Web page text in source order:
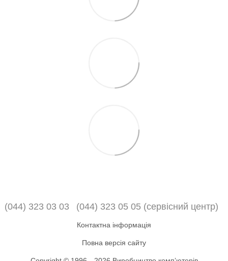
(044) 323 03 03 (044) 323 05 05 (сервісний центр)
Контактна інформація
Повна версія сайту